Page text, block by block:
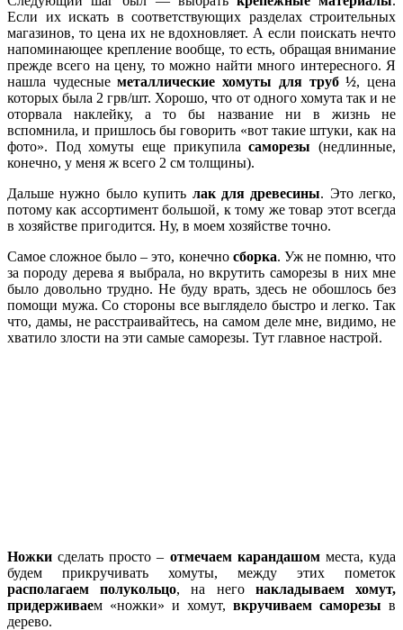
Если их искать в соответствующих разделах строительных
магазинов, то цена их не вдохновляет. А если поискать нечто
напоминающее крепление вообще, то есть, обращая внимание
прежде всего на цену, то можно найти много интересного. Я
нашла чудесныеметаллические хомуты для труб ½, цена
которых была 2 грв/шт. Хорошо, что от одного хомута так и не
оторвала наклейку, а то бы название ни в жизнь не
вспомнила, и пришлось бы говорить «вот такие штуки, как на
фото». Под хомуты еще прикупиласаморезы(недлинные,
конечно, у меня ж всего 2 см толщины).
Дальше нужно было купить лак для древесины. Это легко,
потому как ассортимент большой, к тому же товар этот всегда
в хозяйстве пригодится. Ну, в моем хозяйстве точно.
Самое сложное было – это, конечно сборка. Уж не помню, что
за породу дерева я выбрала, но вкрутить саморезы в них мне
было довольно трудно. Не буду врать, здесь не обошлось без
помощи мужа. Со стороны все выглядело быстро и легко. Так
что, дамы, не расстраивайтесь, на самом деле мне, видимо, не
хватило злости на эти самые саморезы. Тут главное настрой.
Ножки сделать просто – отмечаем карандашомместа, куда
будем прикручивать хомуты, между этих пометок
располагаем полукольцо, на него накладываем хомут,
придерживаем «ножки» и хомут, вкручиваем саморезы в
дерево.